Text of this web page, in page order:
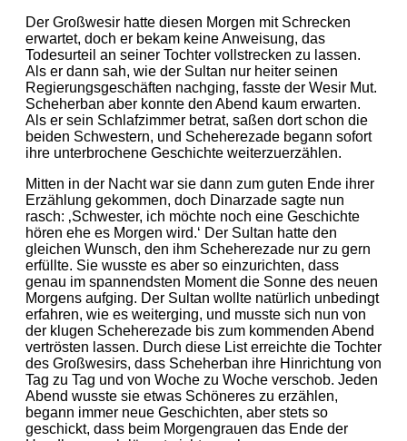
Der Großwesir hatte diesen Morgen mit Schrecken
erwartet, doch er bekam keine Anweisung, das
Todesurteil an seiner Tochter vollstrecken zu lassen.
Als er dann sah, wie der Sultan nur heiter seinen
Regierungsgeschäften nachging, fasste der Wesir Mut.
Scheherban aber konnte den Abend kaum erwarten.
Als er sein Schlafzimmer betrat, saßen dort schon die
beiden Schwestern, und Scheherezade begann sofort
ihre unterbrochene Geschichte weiterzuerzählen.
Mitten in der Nacht war sie dann zum guten Ende ihrer
Erzählung gekommen, doch Dinarzade sagte nun
rasch: ‚Schwester, ich möchte noch eine Geschichte
hören ehe es Morgen wird.‘ Der Sultan hatte den
gleichen Wunsch, den ihm Scheherezade nur zu gern
erfüllte. Sie wusste es aber so einzurichten, dass
genau im spannendsten Moment die Sonne des neuen
Morgens aufging. Der Sultan wollte natürlich unbedingt
erfahren, wie es weiterging, und musste sich nun von
der klugen Scheherezade bis zum kommenden Abend
vertrösten lassen. Durch diese List erreichte die Tochter
des Großwesirs, dass Scheherban ihre Hinrichtung von
Tag zu Tag und von Woche zu Woche verschob. Jeden
Abend wusste sie etwas Schöneres zu erzählen,
begann immer neue Geschichten, aber stets so
geschickt, dass beim Morgengrauen das Ende der